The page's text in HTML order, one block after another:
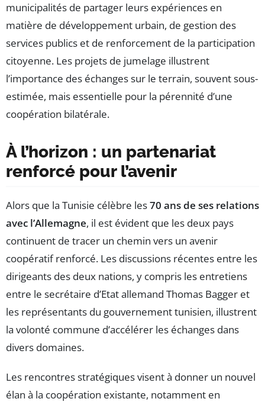
municipalités de partager leurs expériences en
matière de développement urbain, de gestion des
services publics et de renforcement de la participation
citoyenne. Les projets de jumelage illustrent
l’importance des échanges sur le terrain, souvent sous-
estimée, mais essentielle pour la pérennité d’une
coopération bilatérale.
À l’horizon : un partenariat
renforcé pour l’avenir
Alors que la Tunisie célèbre les70 ans de ses relations
avec l’Allemagne, il est évident que les deux pays
continuent de tracer un chemin vers un avenir
coopératif renforcé. Les discussions récentes entre les
dirigeants des deux nations, y compris les entretiens
entre le secrétaire d’Etat allemand Thomas Bagger et
les représentants du gouvernement tunisien, illustrent
la volonté commune d’accélérer les échanges dans
divers domaines.
Les rencontres stratégiques visent à donner un nouvel
élan à la coopération existante, notamment en